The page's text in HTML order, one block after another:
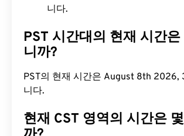
니다.
PST 시간대의 현재 시간은
니까?
PST의 현재 시간은 August 8th 2026,
니다.
현재 CST 영역의 시간은